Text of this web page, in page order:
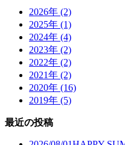
2026年 (2)
2025年 (1)
2024年 (4)
2023年 (2)
2022年 (2)
2021年 (2)
2020年 (16)
2019年 (5)
最近の投稿